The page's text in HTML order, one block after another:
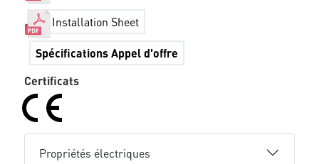
Installation Sheet
Spécifications Appel d'offre
Certificats
Propriétés électriques